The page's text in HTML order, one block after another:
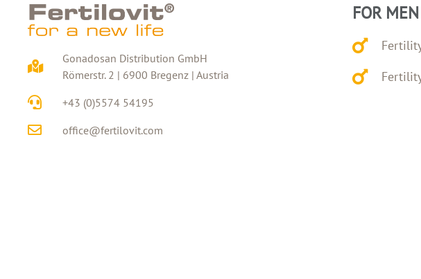
Gonadosan Distribution GmbH
Römerstr. 2 | 6900 Bregenz | Austria
+43 (0)5574 54195
office@fertilovit.com
FOR MEN